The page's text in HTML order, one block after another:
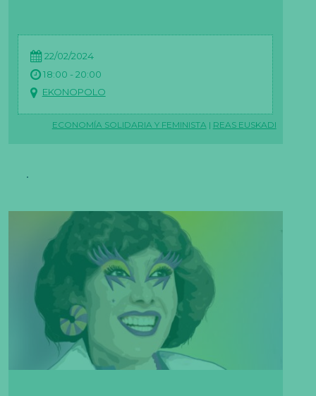
22/02/2024
18:00 - 20:00
EKONOPOLO
ECONOMÍA SOLIDARIA Y FEMINISTA | REAS EUSKADI